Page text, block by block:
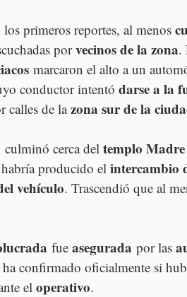
primeros reportes, al menos
por vecinos de la zona.
marcaron el alto a un
conductor intentó darse a la
calles de la zona sur de la
culminó cerca del templo
producido el intercambio
vehículo. Trascendió que al
fue asegurada por las
confirmado oficialmente si
el operativo.